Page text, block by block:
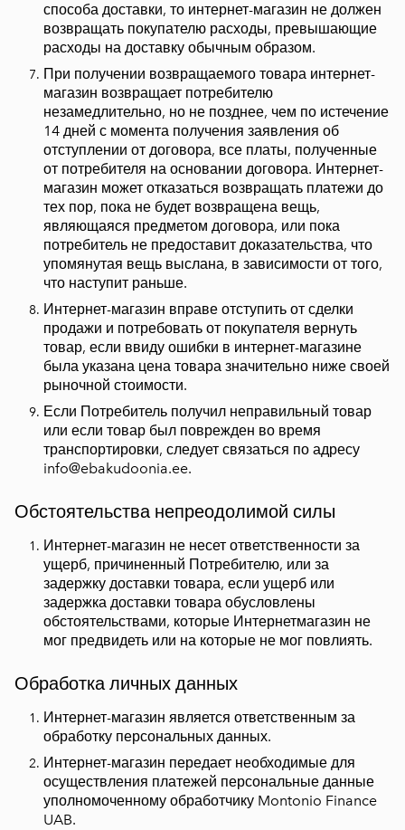
способа доставки, то интернет-магазин не должен
возвращать покупателю расходы, превышающие
расходы на доставку обычным образом.
При получении возвращаемого товара интернет-
магазин возвращает потребителю
незамедлительно, но не позднее, чем по истечение
14 дней с момента получения заявления об
отступлении от договора, все платы, полученные
от потребителя на основании договора. Интернет-
магазин может отказаться возвращать платежи до
тех пор, пока не будет возвращена вещь,
являющаяся предметом договора, или пока
потребитель не предоставит доказательства, что
упомянутая вещь выслана, в зависимости от того,
что наступит раньше.
Интернет-магазин вправе отступить от сделки
продажи и потребовать от покупателя вернуть
товар, если ввиду ошибки в интернет-магазине
была указана цена товара значительно ниже своей
рыночной стоимости.
Если Потребитель получил неправильный товар
или если товар был поврежден во время
транспортировки, следует связаться по адресу
info@ebakudoonia.ee.
Обстоятельства непреодолимой силы
Интернет-магазин не несет ответственности за
ущерб, причиненный Потребителю, или за
задержку доставки товара, если ущерб или
задержка доставки товара обусловлены
обстоятельствами, которые Интернетмагазин не
мог предвидеть или на которые не мог повлиять.
Обработка личных данных
Интернет-магазин является ответственным за
обработку персональных данных.
Интернет-магазин передает необходимые для
осуществления платежей персональные данные
уполномоченному обработчику Montonio Finance
UAB.